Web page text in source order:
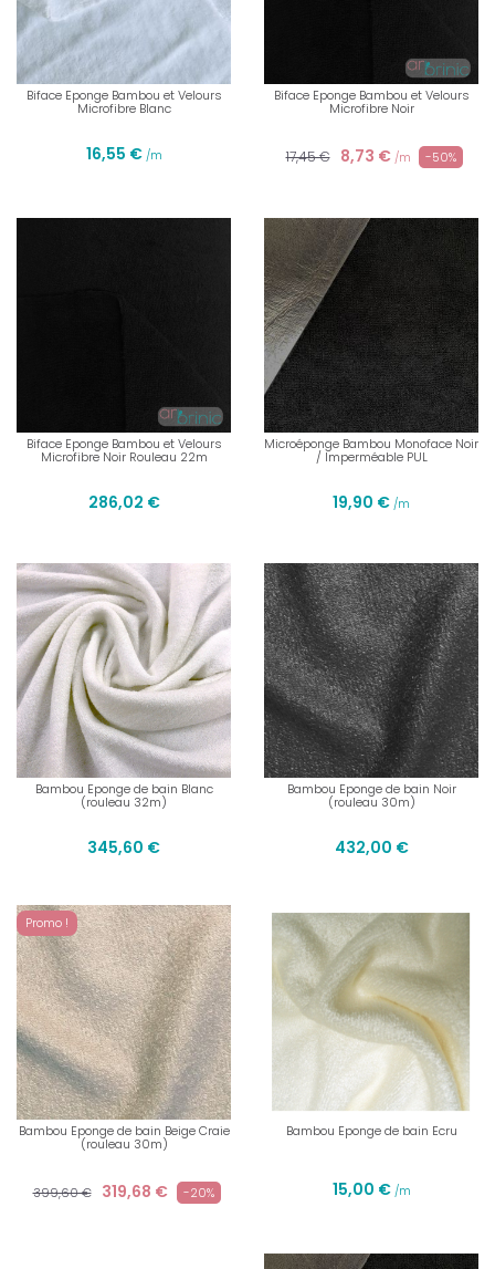
Biface Eponge Bambou et Velours
Microfibre Blanc
16,55 € /m
Biface Eponge Bambou et Velours
Microfibre Noir
17,45 € 8,73 € /m -50%
Biface Eponge Bambou et Velours
Microfibre Noir Rouleau 22m
286,02 €
Microéponge Bambou Monoface Noir
/ Imperméable PUL
19,90 € /m
Bambou Eponge de bain Blanc
(rouleau 32m)
345,60 €
Bambou Eponge de bain Noir
(rouleau 30m)
432,00 €
Promo !
Bambou Eponge de bain Beige Craie
(rouleau 30m)
399,60 € 319,68 € -20%
Bambou Eponge de bain Ecru
15,00 € /m